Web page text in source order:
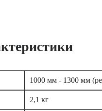
1000 мм - 1300 мм
2,1 кг